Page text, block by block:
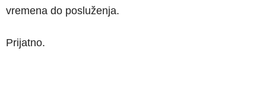
vremena do posluženja.
Prijatno.